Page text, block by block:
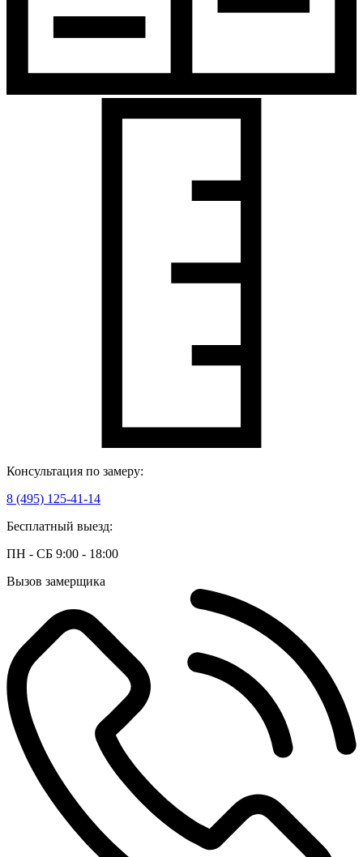
Консультация по замеру:
8 (495) 125-41-14
Бесплатный выезд:
ПН - СБ 9:00 - 18:00
Вызов замерщика